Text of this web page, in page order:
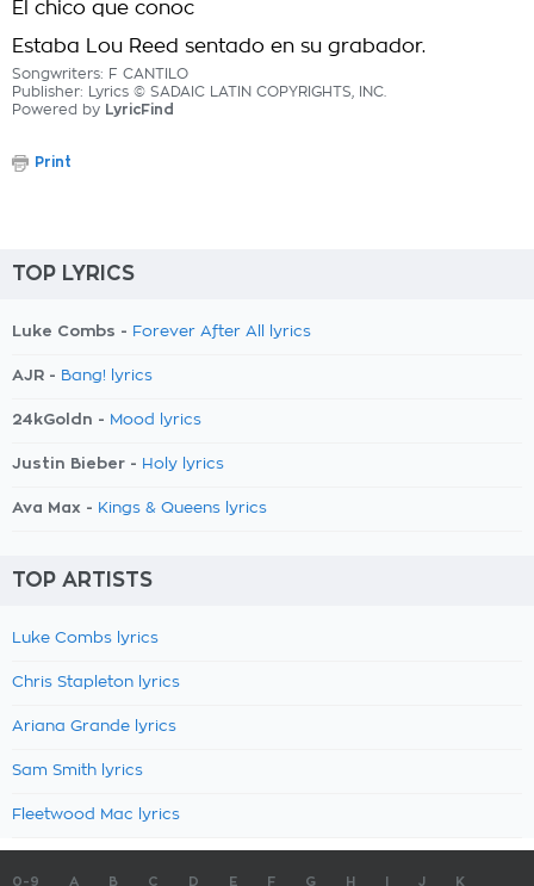
El chico que conoc
Estaba Lou Reed sentado en su grabador.
Songwriters: F CANTILO
Publisher: Lyrics © SADAIC LATIN COPYRIGHTS, INC.
Powered by LyricFind
Print
TOP LYRICS
Luke Combs - Forever After All lyrics
AJR - Bang! lyrics
24kGoldn - Mood lyrics
Justin Bieber - Holy lyrics
Ava Max - Kings & Queens lyrics
TOP ARTISTS
Luke Combs lyrics
Chris Stapleton lyrics
Ariana Grande lyrics
Sam Smith lyrics
Fleetwood Mac lyrics
0-9 A B C D E F G H J K